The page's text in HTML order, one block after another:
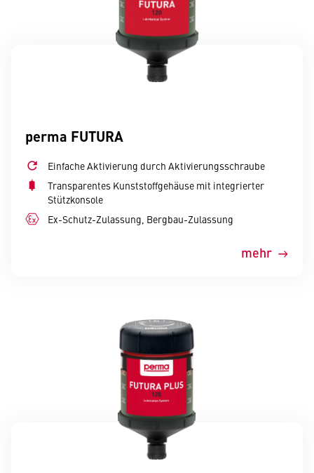
perma FUTURA
Einfache Aktivierung durch Aktivierungsschraube
Transparentes Kunststoffgehäuse mit integrierter
Stützkonsole
Ex-Schutz-Zulassung, Bergbau-Zulassung
mehr